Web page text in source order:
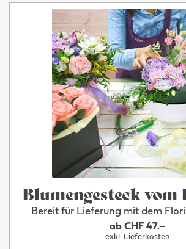
Blumengesteck vom
Bereit für Lieferung mit dem
ab CHF 47.–
exkl. Lieferkosten